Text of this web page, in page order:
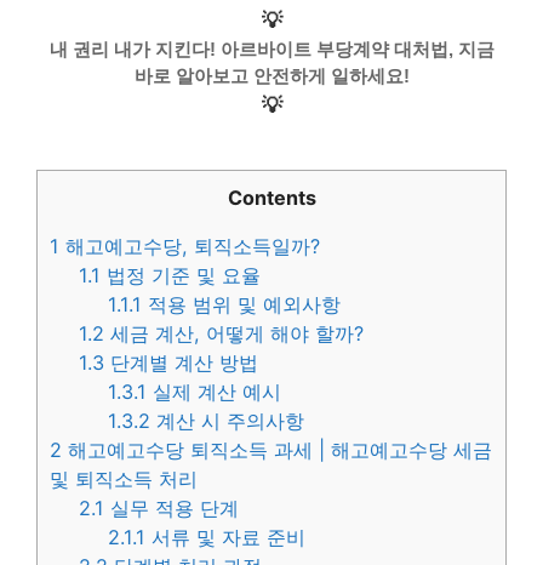
💡
내 권리 내가 지킨다! 아르바이트 부당계약 대처법, 지금
바로 알아보고 안전하게 일하세요!
💡
Contents
1 해고예고수당, 퇴직소득일까?
1.1 법정 기준 및 요율
1.1.1 적용 범위 및 예외사항
1.2 세금 계산, 어떻게 해야 할까?
1.3 단계별 계산 방법
1.3.1 실제 계산 예시
1.3.2 계산 시 주의사항
2 해고예고수당 퇴직소득 과세 | 해고예고수당 세금
및 퇴직소득 처리
2.1 실무 적용 단계
2.1.1 서류 및 자료 준비